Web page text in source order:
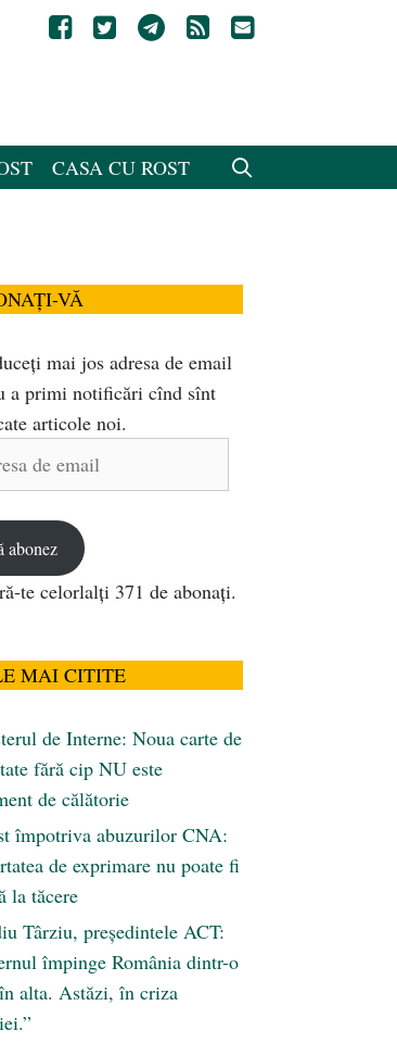
CASA CU ROST
VĂ
mai jos adresa de email
a primi notificări cînd sînt
articole noi.
abonez
te celorlalți 371 de abonați.
MAI CITITE
de Interne: Noua carte de
fără cip NU este
de călătorie
împotriva abuzurilor CNA:
de exprimare nu poate fi
la tăcere
Târziu, președintele ACT:
împinge România dintr-o
alta. Astăzi, în criza